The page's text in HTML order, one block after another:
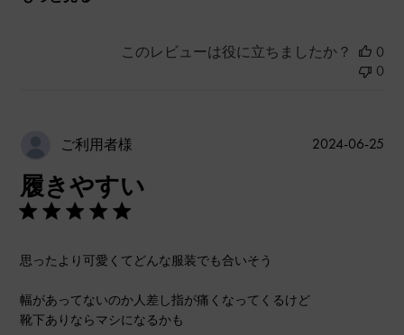
このレビューは役に立ちましたか？
0
0
ご利用者様
履きやすい
思ったより可愛くてどんな服装でも合いそう
幅があってないのか人差し指が痛くなってくるけど
靴下ありならマシになるかも
公
2024-06-25